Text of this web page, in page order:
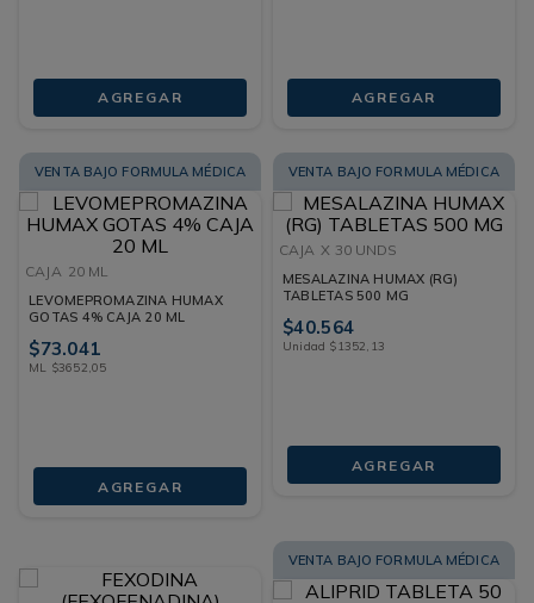
AGREGAR AGREGAR
VENTA BAJO FORMULA MÉDICA
CAJA 20 ML
LEVOMEPROMAZINA HUMAX
GOTAS 4% CAJA 20 ML
$73.041
ML $3652,05
AGREGAR
VENTA BAJO FORMULA MÉDICA
CAJA X 30 UNDS
MESALAZINA HUMAX (RG)
TABLETAS 500 MG
$40.564
Unidad $1352, 13
AGREGAR
VENTA BAJO FORMULA MÉDICA